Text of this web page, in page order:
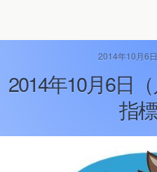
2014年10月6
2014年10月6日
指